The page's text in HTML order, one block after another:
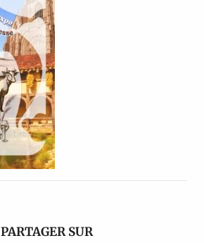
PARTAGER SUR